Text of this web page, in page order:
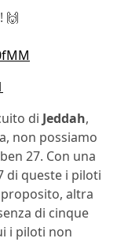
🙌
di Jeddah,
non possiamo
27. Con una
di queste i piloti
altra
di cinque
i piloti non